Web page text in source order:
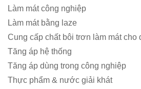
Làm mát công nghiệp
Làm mát bằng laze
Cung cấp chất bôi trơn làm mát cho
Tăng áp hệ thống
Tăng áp dùng trong công nghiệp
Thực phẩm & nước giải khát